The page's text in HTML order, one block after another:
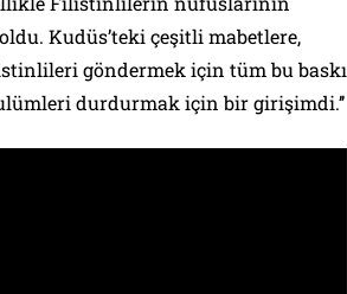
Kudüs’teki çeşitli mabetlere,
göndermek için tüm bu baskı
durdurmak için bir girişimdi.’’